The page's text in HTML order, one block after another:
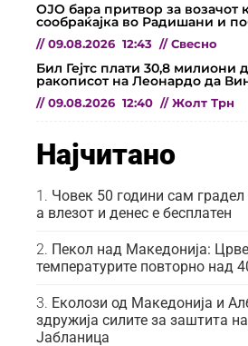
ОЈО бара притвор за возачот
сообраќајка во Радишани и
// 09.08.2026 12:43 // Свесно
Бил Гејтс плати 30,8 милиони
ракописот на Леонардо да
// 09.08.2026 12:40 // Жолт Трн
Најчитано
Човек 50 години сам
а влезот и денес е бесплатен
Пекол над Македонија:
температурите повторно над
Еколози од Македонија и
здружија силите за заштита
Јабланица